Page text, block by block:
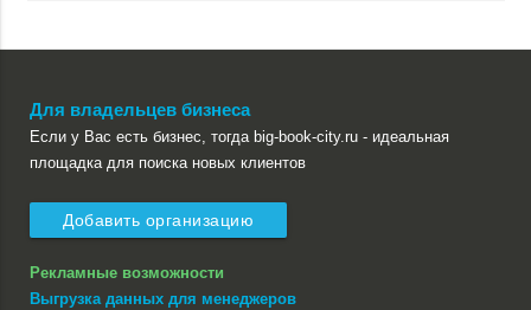
Для владельцев бизнеса
Если у Вас есть бизнес, тогда big-book-city.ru - идеальная
площадка для поиска новых клиентов
Добавить организацию
Рекламные возможности
Выгрузка данных для менеджеров